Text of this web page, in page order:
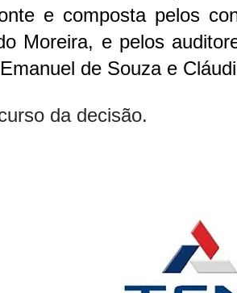
e composta pelos
Moreira, e pelos
de Souza e
da decisão.